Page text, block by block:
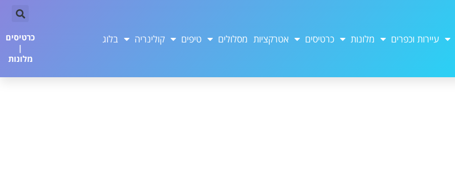
עיירות וכפרים מלונות כרטיסים אטרקציות מסלולים טיפים קולינריה בלוג
כרטיסים
|
מלונות